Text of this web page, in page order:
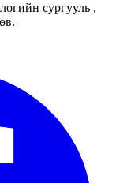
сургууль ,